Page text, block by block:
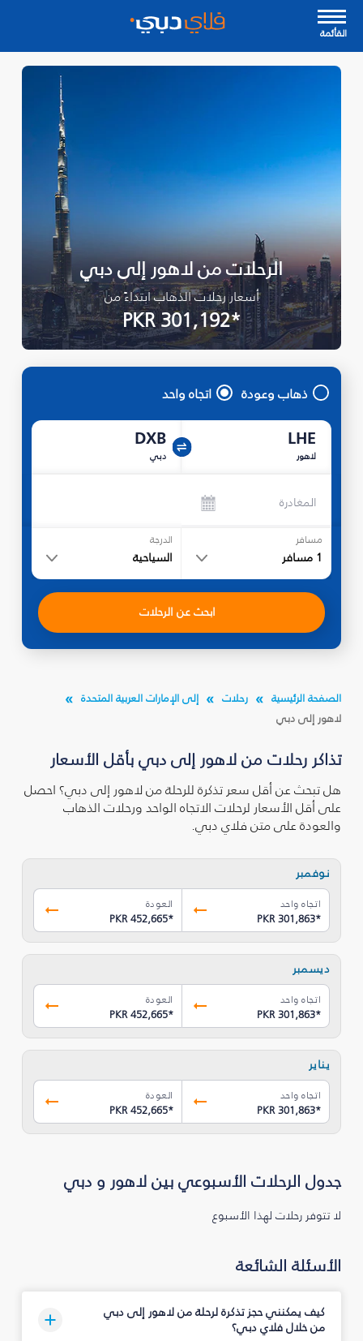
القأئمة
الرحلات من لاهور إلى دبي
أسعار رحلات الذهاب ابتداءً من
*PKR 301,192
ذهاب وعودة اتجاه واحد
LHE
لاهور
DXB
دبي
المغادرة
مسافر
1 مسافر
الدرجة
السياحية
ابحث عن الرحلات
الصفحة الرئيسية رحلات
إلى الإمارات العربية المتحدة
لاهور إلى دبي
تذاكر رحلات من لاهور إلى دبي بأقل الأسعار
هل تبحث عن أقل سعر تذكرة للرحلة من لاهور إلى دبي؟ احصل
على أقل الأسعار لرحلات الاتجاه الواحد ورحلات الذهاب
والعودة على متن فلاي دبي.
نوفمبر
اتجاه واحد
PKR 301,863*
العودة
PKR 452,665*
ديسمبر
اتجاه واحد
PKR 301,863*
العودة
PKR 452,665*
يناير
اتجاه واحد
PKR 301,863*
العودة
PKR 452,665*
جدول الرحلات الأسبوعي بين لاهور و دبي
لا تتوفر رحلات لهذا الأسبوع
الأسئلة الشائعة
كيف يمكنني حجز تذكرة لرحلة من لاهور إلى دبي
من خلال فلاي دبي؟